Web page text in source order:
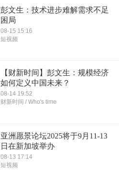
彭文生：技术进步难解需求不足
困局
08-15 15:16
短视频
【财新时间】彭文生：规模经济
如何定义中国未来？
08-14 19:52
财新时间 / Who's time
亚洲愿景论坛2025将于9月11-13
日在新加坡举办
08-13 17:14
短视频